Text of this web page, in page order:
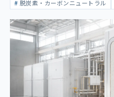
脱炭素・カーボンニュートラル